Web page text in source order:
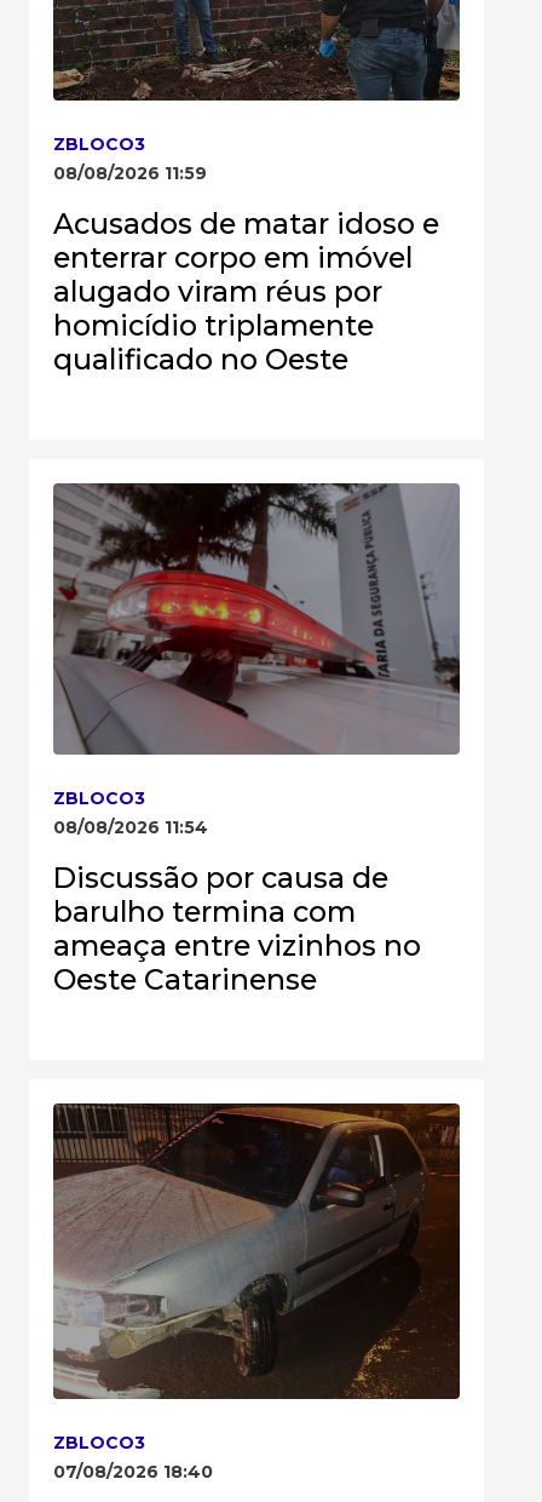
ZBLOCO3
08/08/2026 11:59
Acusados de matar idoso e
enterrar corpo em imóvel
alugado viram réus por
homicídio triplamente
qualificado no Oeste
ZBLOCO3
08/08/2026 11:54
Discussão por causa de
barulho termina com
ameaça entre vizinhos no
Oeste Catarinense
ZBLOCO3
07/08/2026 18:40